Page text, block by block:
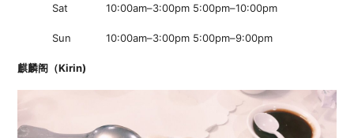
Sat 10:00am–3:00pm 5:00pm–10:00pm
Sun 10:00am–3:00pm 5:00pm–9:00pm
麒麟阁（Kirin)